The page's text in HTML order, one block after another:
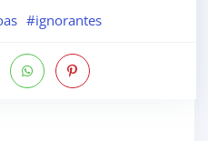
#ignorantes